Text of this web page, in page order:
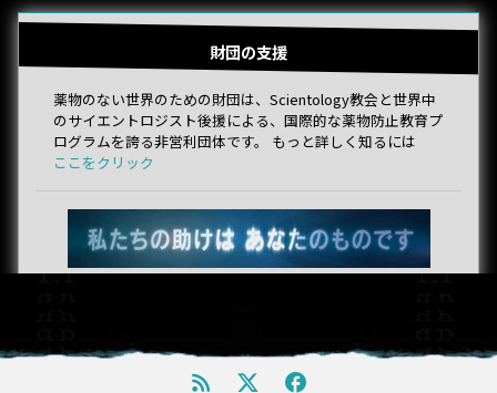
財団の支援
薬物のない世界のための財団は、Scientology教会と世界中
のサイエントロジスト後援による、国際的な薬物防止教育プ
ログラムを誇る非営利団体です。 もっと詳しく知るには
ここをクリック